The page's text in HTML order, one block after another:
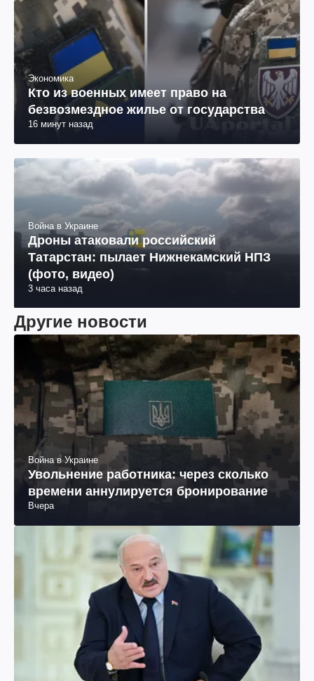
Экономика
Кто из военных имеет право на
безвозмездное жилье от государства
16 минут назад
Война в Украине
Дроны атаковали российский
Татарстан: пылает Нижнекамский НПЗ
(фото, видео)
3 часа назад
Другие новости
Война в Украине
Увольнение работника: через сколько
времени аннулируется бронирование
Вчера